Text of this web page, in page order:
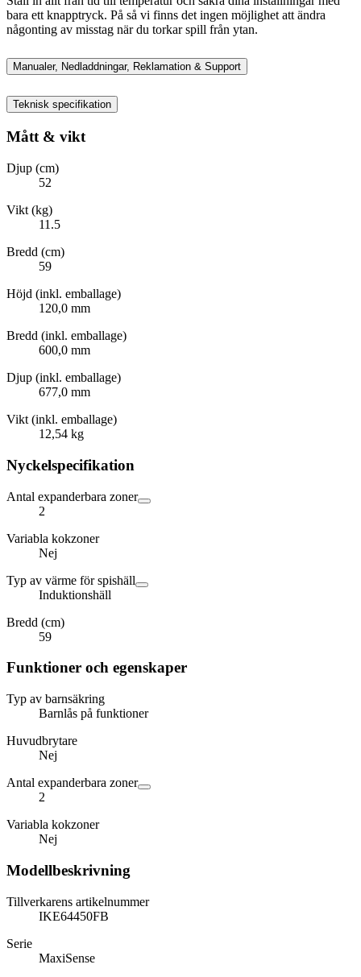
bara ett knapptryck. På så vi finns det ingen möjlighet att ändra
någonting av misstag när du torkar spill från ytan.
Manualer, Nedladdningar, Reklamation & Support
Teknisk specifikation
Mått & vikt
Djup (cm)
52
Vikt (kg)
11.5
Bredd (cm)
59
Höjd (inkl. emballage)
120,0 mm
Bredd (inkl. emballage)
600,0 mm
Djup (inkl. emballage)
677,0 mm
Vikt (inkl. emballage)
12,54 kg
Nyckelspecifikation
Antal expanderbara zoner
2
Variabla kokzoner
Nej
Typ av värme för spishäll
Induktionshäll
Bredd (cm)
59
Funktioner och egenskaper
Typ av barnsäkring
Barnlås på funktioner
Huvudbrytare
Nej
Antal expanderbara zoner
2
Variabla kokzoner
Nej
Modellbeskrivning
Tillverkarens artikelnummer
IKE64450FB
Serie
MaxiSense